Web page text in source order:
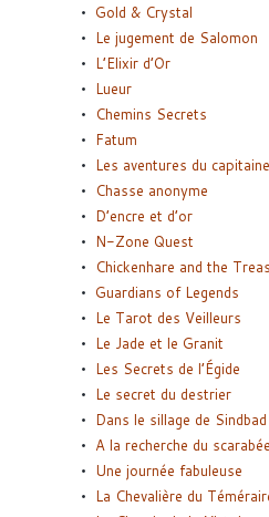
Gold & Crystal
Le jugement de Salomon
L’Elixir d’Or
Lueur
Chemins Secrets
Fatum
Les aventures du
Chasse anonyme
D’encre et d’or
N-Zone Quest
Chickenhare and the
Guardians of Legends
Le Tarot des Veilleurs
Le Jade et le Granit
Les Secrets de l’Égide
Le secret du destrier
Dans le sillage de Sindbad
A la recherche du
Une journée fabuleuse
La Chevalière du